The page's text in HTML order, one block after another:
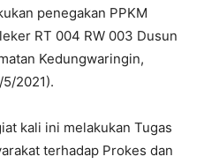
penegakan PPKM
RT 004 RW 003 Dusun
Kedungwaringin,
2021).
kali ini melakukan Tugas
terhadap Prokes dan